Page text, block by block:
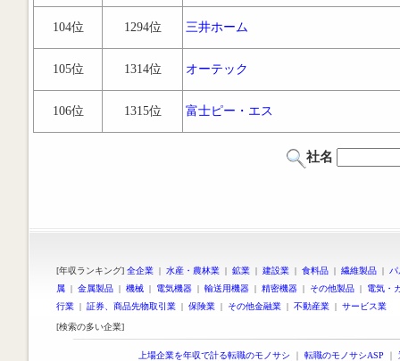
104位 1294位 三井ホーム
105位 1314位 オーテック
106位 1315位 富士ピー・エス
社名
[年収ランキング] 全企業 | 水産・農林業 | 鉱業 | 建設業 | 食料品 | 繊維製品 |
属 | 金属製品 | 機械 | 電気機器 | 輸送用機器 | 精密機器 | その他製品 | 電気・
行業 | 証券、商品先物取引業 | 保険業 | その他金融業 | 不動産業 | サービス業
[検索の多い企業]
上場企業を年収で計る転職のモノサシ ｜ 転職のモノサシASP ｜